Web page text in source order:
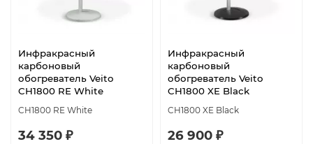
Инфракрасный
карбоновый
обогреватель Veito
CH1800 RE White
CH1800 RE White
34 350 ₽
Инфракрасный
карбоновый
обогреватель Veito
CH1800 XE Black
CH1800 XE Black
26 900 ₽